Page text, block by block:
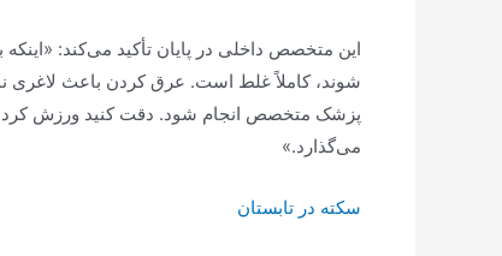
این متخصص داخلی در پایان تأکید می‌کند: «اینکه
شوند، کاملاً غلط است. عرق کردن باعث
پزشک متخصص انجام شود. دقت کنید ورزش کردن
می‌گذارد.»
سکته در تابستان